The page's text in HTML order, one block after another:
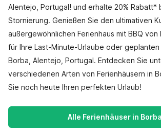
Alentejo, Portugal! und erhalte 20% Rabatt*
Stornierung. Genießen Sie den ultimativen
außergewöhnlichen Ferienhaus mit BBQ
für Ihre Last-Minute-Urlaube oder
Borba, Alentejo, Portugal. Entdecken Sie
verschiedenen Arten von Ferienhäusern in
Sie noch heute Ihren perfekten Urlaub!
Alle Ferienhäuser in Borba